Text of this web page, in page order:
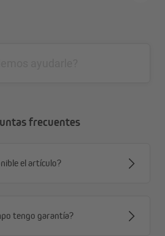
frecuentes
el artículo?
tengo garantía?